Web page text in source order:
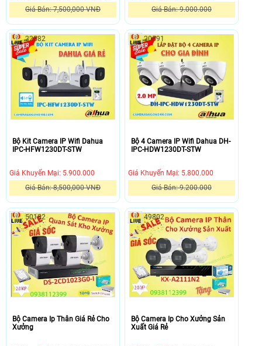
Giá Bán: 7,500,000 VNĐ
Lắp
đặt
camera
quan
nhà
xưởng
không
quá
xa
nữa,
nhưng
chọn
một
giải
pháp
đặt
camera
quan
vừa
tiết
Giá Bán: 9.000.000
Bộ
camera
IP
giá
Dahua
DH-
IPC-
HFW1230S1P-
là
dòng
IP
POE
có
độ
phân
2.0
MP,
chất
hình
ảnh
Bộ Kit Camera IP Wifi Dahua
IPC-HFW1230DT-STW
Giá Khuyến Mại: 5.900.000
Giá Bán: 8,500,000 VNĐ
Camera
IP
Wifi
Dahua
IPC-
HFW1230DT-
STW
là
camera
WiFi
Bullet
22582
Bộ 4 Camera IP Wifi Dahua DH-
IPC-HDW1230DT-STW
Giá Khuyến Mại: 5.800.000
Giá Bán: 9.200.000
Bộ
4
Camera
IP
Wifi
Dahua
DH-
IPC-
HDW1230DT-
thương
hiệu
20591
Bộ Camera Ip Thân Giá Rẻ Cho
Xưởng
50102
Bộ Camera Ip Cho Xưởng Sản
Xuất Giá Rẻ
49802